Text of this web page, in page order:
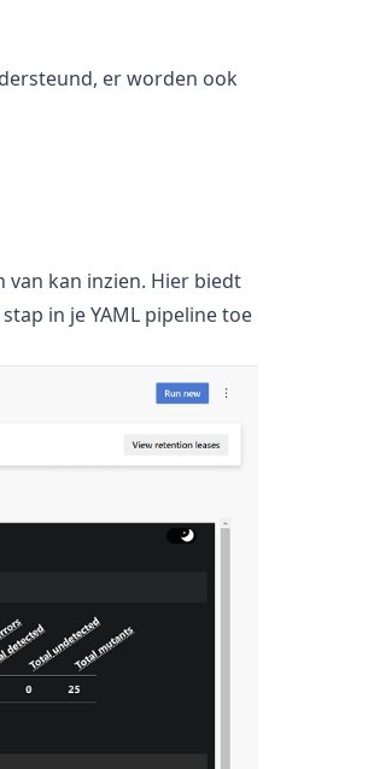
er worden ook
van kan inzien. Hier biedt
in je YAML pipeline toe